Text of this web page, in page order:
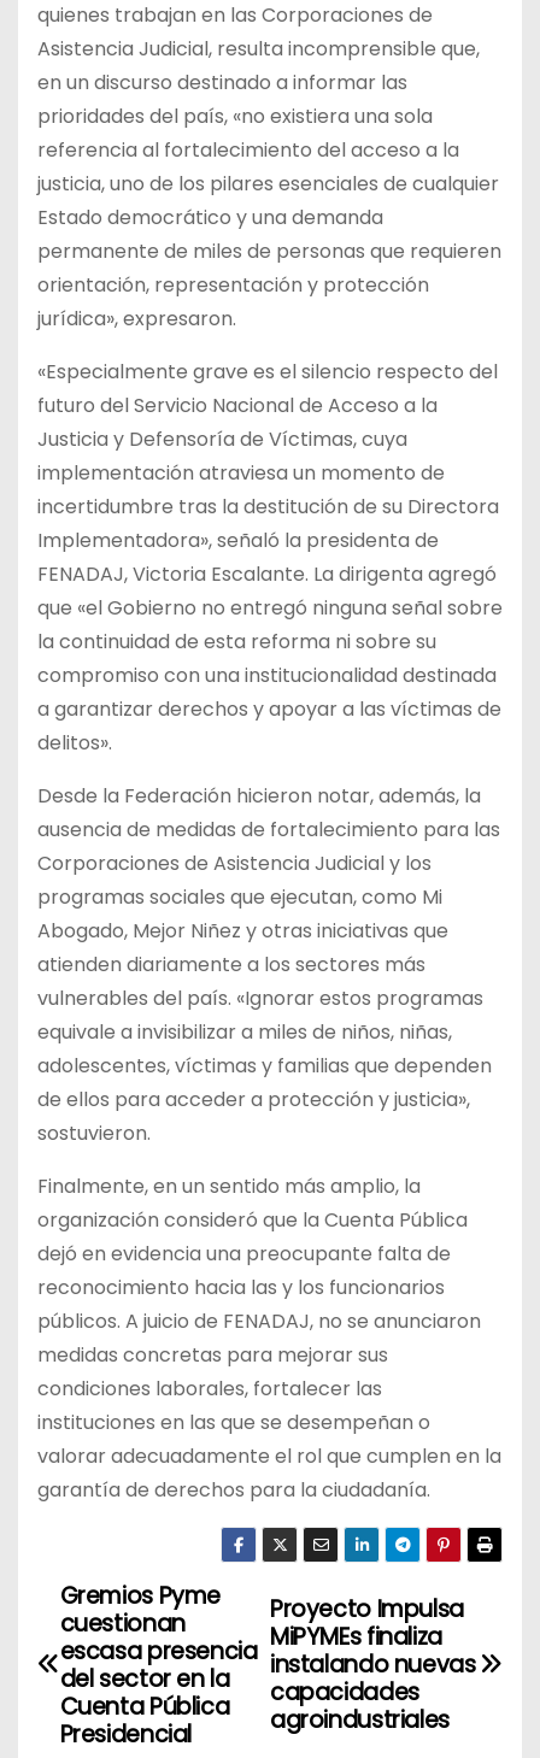
quienes trabajan en las Corporaciones de
Asistencia Judicial, resulta incomprensible que,
en un discurso destinado a informar las
prioridades del país, «no existiera una sola
referencia al fortalecimiento del acceso a la
justicia, uno de los pilares esenciales de cualquier
Estado democrático y una demanda
permanente de miles de personas que requieren
orientación, representación y protección
jurídica», expresaron.
«Especialmente grave es el silencio respecto del
futuro del Servicio Nacional de Acceso a la
Justicia y Defensoría de Víctimas, cuya
implementación atraviesa un momento de
incertidumbre tras la destitución de su Directora
Implementadora», señaló la presidenta de
FENADAJ, Victoria Escalante. La dirigenta agregó
que «el Gobierno no entregó ninguna señal sobre
la continuidad de esta reforma ni sobre su
compromiso con una institucionalidad destinada
a garantizar derechos y apoyar a las víctimas de
delitos».
Desde la Federación hicieron notar, además, la
ausencia de medidas de fortalecimiento para las
Corporaciones de Asistencia Judicial y los
programas sociales que ejecutan, como Mi
Abogado, Mejor Niñez y otras iniciativas que
atienden diariamente a los sectores más
vulnerables del país. «Ignorar estos programas
equivale a invisibilizar a miles de niños, niñas,
adolescentes, víctimas y familias que dependen
de ellos para acceder a protección y justicia»,
sostuvieron.
Finalmente, en un sentido más amplio, la
organización consideró que la Cuenta Pública
dejó en evidencia una preocupante falta de
reconocimiento hacia las y los funcionarios
públicos. A juicio de FENADAJ, no se anunciaron
medidas concretas para mejorar sus
condiciones laborales, fortalecer las
instituciones en las que se desempeñan o
valorar adecuadamente el rol que cumplen en la
garantía de derechos para la ciudadanía.
N
a
Proyecto Impulsa
MiPYMEs finaliza
instalando nuevas
capacidades
agroindustriales
Gremios Pyme
cuestionan
escasa presencia
del sector en la
Cuenta Pública
Presidencial